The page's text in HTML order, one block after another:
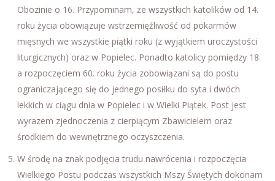
Obozinie o 16. Przypominam, że wszystkich katolików od 14.
roku życia obowiązuje wstrzemięźliwość od pokarmów
mięsnych we wszystkie piątki roku (z wyjątkiem uroczystości
liturgicznych) oraz w Popielec. Ponadto katolicy pomiędzy 18.
a rozpoczęciem 60. roku życia zobowiązani są do postu
ograniczającego się do jednego posiłku do syta i dwóch
lekkich w ciągu dnia w Popielec i w Wielki Piątek. Post jest
wyrazem zjednoczenia z cierpiącym Zbawicielem oraz
środkiem do wewnętrznego oczyszczenia.
W środę na znak podjęcia trudu nawrócenia i rozpoczęcia
Wielkiego Postu podczas wszystkich Mszy Świętych dokonam